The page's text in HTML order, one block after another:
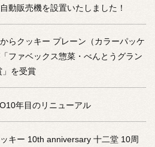
動販売機を設置いたしました！
らクッキー プレーン（カラーパッケ
ファベックス惣菜・べんとうグラン
」を受賞
年目のリニューアル
キー 10th anniversary 十二堂 10周